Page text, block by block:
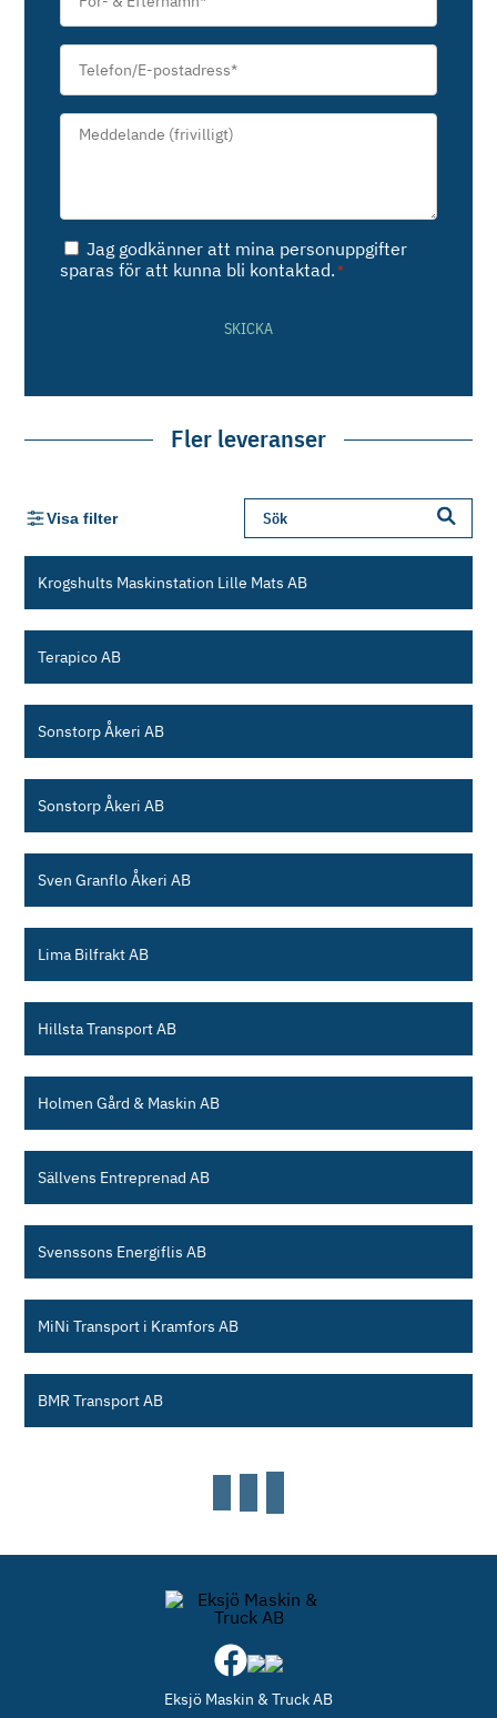
Efternamn
Telefon/E-
postadress*
Meddelande*
Samtycke*
Jag godkänner att mina personuppgifter
sparas för att kunna bli kontaktad. *
SKICKA
Fler leveranser
Visa filter
Krogshults Maskinstation Lille Mats AB
Terapico AB
Sonstorp Åkeri AB
Sonstorp Åkeri AB
Sven Granflo Åkeri AB
Lima Bilfrakt AB
Hillsta Transport AB
Holmen Gård & Maskin AB
Sällvens Entreprenad AB
Svenssons Energiflis AB
MiNi Transport i Kramfors AB
BMR Transport AB
Eksjö Maskin & Truck AB